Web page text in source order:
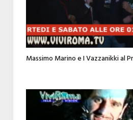
Massimo Marino e I Vazzanikki al